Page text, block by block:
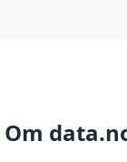
Om